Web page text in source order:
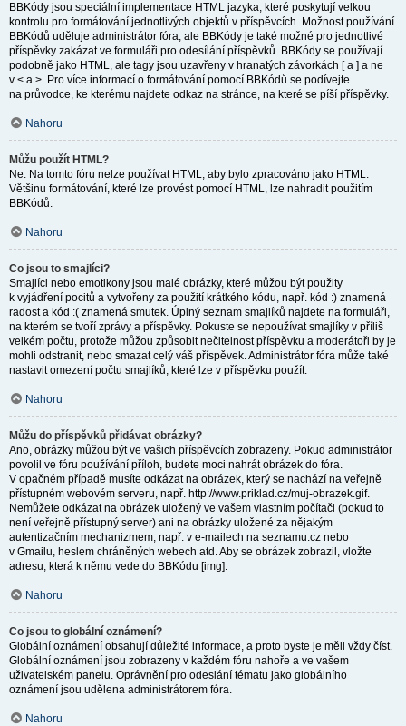
BBKódy jsou speciální implementace HTML jazyka, které poskytují velkou
kontrolu pro formátování jednotlivých objektů v příspěvcích. Možnost používání
BBKódů uděluje administrátor fóra, ale BBKódy je také možné pro jednotlivé
příspěvky zakázat ve formuláři pro odesílání příspěvků. BBKódy se používají
podobně jako HTML, ale tagy jsou uzavřeny v hranatých závorkách [ a ] a ne
v < a >. Pro více informací o formátování pomocí BBKódů se podívejte
na průvodce, ke kterému najdete odkaz na stránce, na které se píší příspěvky.
Nahoru
Můžu použít HTML?
Ne. Na tomto fóru nelze používat HTML, aby bylo zpracováno jako HTML.
Většinu formátování, které lze provést pomocí HTML, lze nahradit použitím
BBKódů.
Nahoru
Co jsou to smajlíci?
Smajlíci nebo emotikony jsou malé obrázky, které můžou být použity
k vyjádření pocitů a vytvořeny za použití krátkého kódu, např. kód :) znamená
radost a kód :( znamená smutek. Úplný seznam smajlíků najdete na formuláři,
na kterém se tvoří zprávy a příspěvky. Pokuste se nepoužívat smajlíky v příliš
velkém počtu, protože můžou způsobit nečitelnost příspěvku a moderátoři by je
mohli odstranit, nebo smazat celý váš příspěvek. Administrátor fóra může také
nastavit omezení počtu smajlíků, které lze v příspěvku použít.
Nahoru
Můžu do příspěvků přidávat obrázky?
Ano, obrázky můžou být ve vašich příspěvcích zobrazeny. Pokud administrátor
povolil ve fóru používání příloh, budete moci nahrát obrázek do fóra.
V opačném případě musíte odkázat na obrázek, který se nachází na veřejně
přístupném webovém serveru, např. http://www.priklad.cz/muj-obrazek.gif.
Nemůžete odkázat na obrázek uložený ve vašem vlastním počítači (pokud to
není veřejně přístupný server) ani na obrázky uložené za nějakým
autentizačním mechanizmem, např. v e-mailech na seznamu.cz nebo
v Gmailu, heslem chráněných webech atd. Aby se obrázek zobrazil, vložte
adresu, která k němu vede do BBKódu [img].
Nahoru
Co jsou to globální oznámení?
Globální oznámení obsahují důležité informace, a proto byste je měli vždy číst.
Globální oznámení jsou zobrazeny v každém fóru nahoře a ve vašem
uživatelském panelu. Oprávnění pro odeslání tématu jako globálního
oznámení jsou udělena administrátorem fóra.
Nahoru